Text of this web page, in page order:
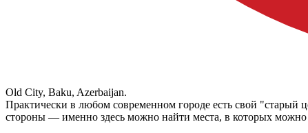
Old City, Baku, Azerbaijan.
Практически в любом современном городе есть свой "старый
стороны — именно здесь можно найти места, в которых можно